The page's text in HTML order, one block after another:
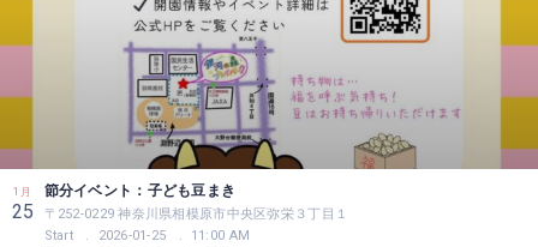
1月
25
節分イベント：子ども豆まき
〒252-0229 神奈川県相模原市中央区弥栄３丁目１
Start
2026-01-25
11:00 AM